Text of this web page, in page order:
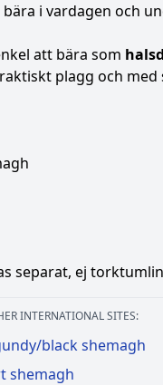
i vardagen och
att bära som
plagg och med
separat, ej
INTERNATIONAL SITES:
black shemagh
shemagh